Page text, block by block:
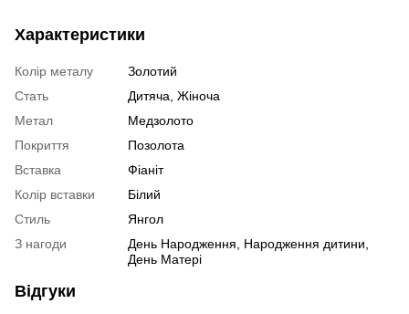
Характеристики
Колір металу
Золотий
Стать
Дитяча Жіноча
Метал
Медзолото
Покриття
Позолота
Вставка
Фіаніт
Колір вставки
Білий
Стиль
Янгол
З нагоди
День Народження, Народження дитини,
День Матері
Відгуки